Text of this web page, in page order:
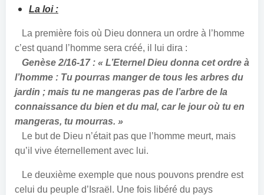
La loi :
La première fois où Dieu donnera un ordre à l’homme
c’est quand l’homme sera créé, il lui dira :
Genèse 2/16-17 : « L’Eternel Dieu donna cet ordre à
l’homme : Tu pourras manger de tous les arbres du
jardin ; mais tu ne mangeras pas de l’arbre de la
connaissance du bien et du mal, car le jour où tu en
mangeras, tu mourras. »
Le but de Dieu n’était pas que l’homme meurt, mais
qu’il vive éternellement avec lui.
Le deuxième exemple que nous pouvons prendre est
celui du peuple d’Israël. Une fois libéré du pays